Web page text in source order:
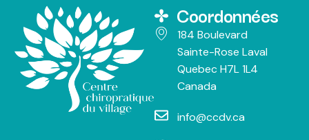
Coordonnées
184 Boulevard
Sainte-Rose Laval
Quebec H7L 1L4
Canada
info@ccdv.ca